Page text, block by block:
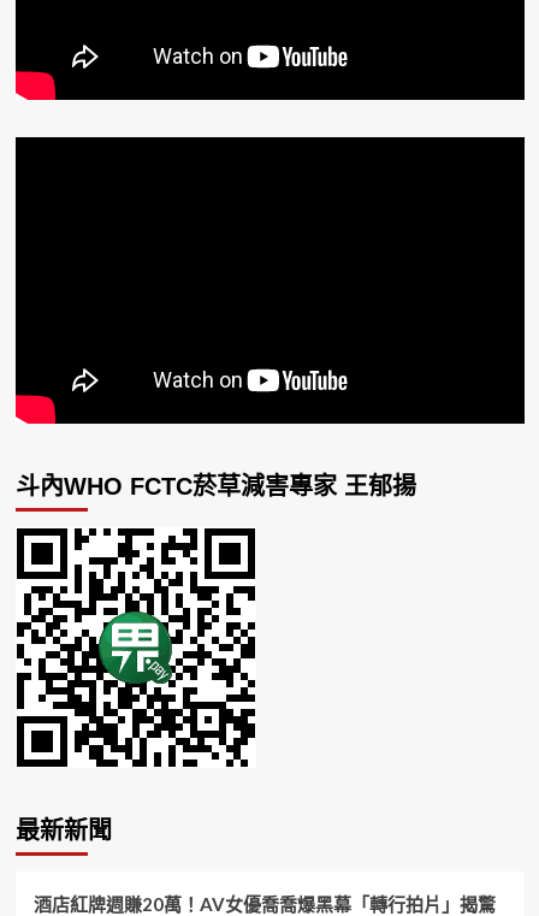
斗內WHO FCTC菸草減害專家 王郁揚
最新新聞
酒店紅牌週賺20萬！AV女優喬喬爆黑幕「轉行拍片」揭驚